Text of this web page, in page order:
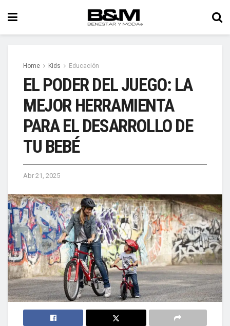
Home Kids Educación
EL PODER DEL JUEGO: LA
MEJOR HERRAMIENTA
PARA EL DESARROLLO DE
TU BEBÉ
Abr 21, 2025